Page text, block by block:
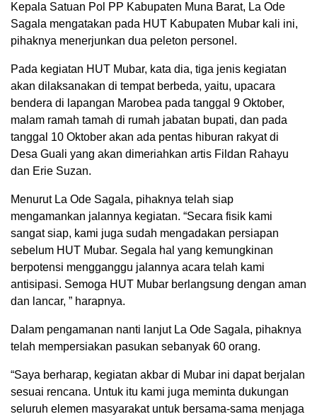
Kepala Satuan Pol PP Kabupaten Muna Barat, La Ode
Sagala mengatakan pada HUT Kabupaten Mubar kali ini,
pihaknya menerjunkan dua peleton personel.
Pada kegiatan HUT Mubar, kata dia, tiga jenis kegiatan
akan dilaksanakan di tempat berbeda, yaitu, upacara
bendera di lapangan Marobea pada tanggal 9 Oktober,
malam ramah tamah di rumah jabatan bupati, dan pada
tanggal 10 Oktober akan ada pentas hiburan rakyat di
Desa Guali yang akan dimeriahkan artis Fildan Rahayu
dan Erie Suzan.
Menurut La Ode Sagala, pihaknya telah siap
mengamankan jalannya kegiatan. “Secara fisik kami
sangat siap, kami juga sudah mengadakan persiapan
sebelum HUT Mubar. Segala hal yang kemungkinan
berpotensi mengganggu jalannya acara telah kami
antisipasi. Semoga HUT Mubar berlangsung dengan aman
dan lancar, ” harapnya.
Dalam pengamanan nanti lanjut La Ode Sagala, pihaknya
telah mempersiakan pasukan sebanyak 60 orang.
“Saya berharap, kegiatan akbar di Mubar ini dapat berjalan
sesuai rencana. Untuk itu kami juga meminta dukungan
seluruh elemen masyarakat untuk bersama-sama menjaga